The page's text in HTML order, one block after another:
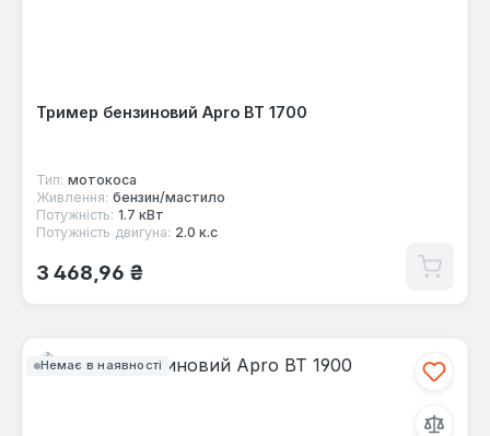
Тример бензиновий Apro ВТ 1700
Тип: мотокоса
Живлення: бензин/мастило
Потужність: 1.7 кВт
Потужність двигуна: 2.0 к.с
Звичайна ціна:
3 468,96 ₴
Немає в наявності